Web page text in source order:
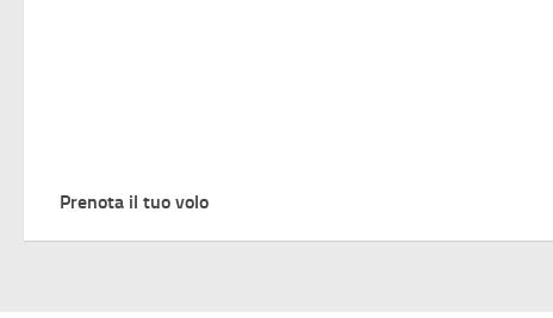
Prenota il tuo volo